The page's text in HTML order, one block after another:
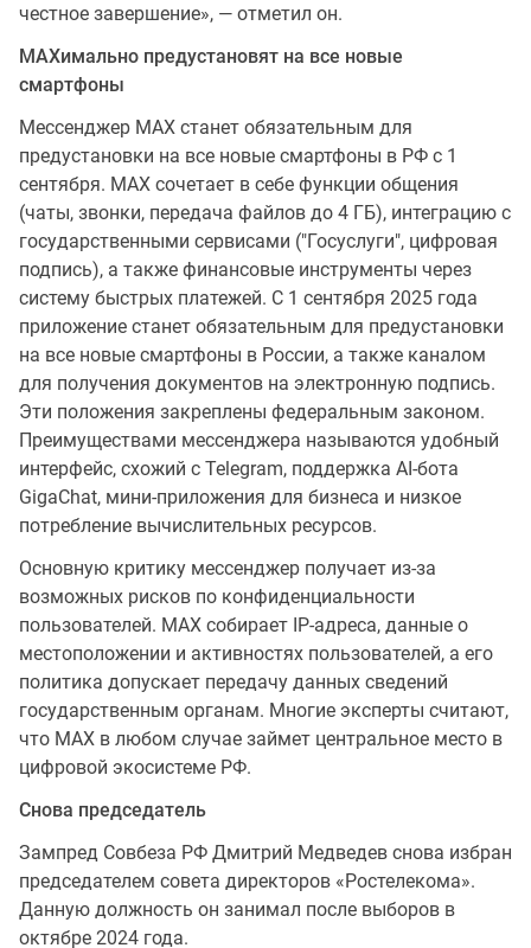
честное завершение», — отметил он.
MАХимально предустановят на все новые
смартфоны
Мессенджер MАХ станет обязательным для
предустановки на все новые смартфоны в РФ с 1
сентября. MАХ сочетает в себе функции общения
(чаты, звонки, передача файлов до 4 ГБ), интеграцию с
государственными сервисами ("Госуслуги", цифровая
подпись), а также финансовые инструменты через
систему быстрых платежей. С 1 сентября 2025 года
приложение станет обязательным для предустановки
на все новые смартфоны в России, а также каналом
для получения документов на электронную подпись.
Эти положения закреплены федеральным законом.
Преимуществами мессенджера называются удобный
интерфейс, схожий с Telegram, поддержка AI-бота
GigaChat, мини-приложения для бизнеса и низкое
потребление вычислительных ресурсов.
Основную критику мессенджер получает из-за
возможных рисков по конфиденциальности
пользователей. МАХ собирает IP-адреса, данные о
местоположении и активностях пользователей, а его
политика допускает передачу данных сведений
государственным органам. Многие эксперты считают,
что МАХ в любом случае займет центральное место в
цифровой экосистеме РФ.
Снова председатель
Зампред Совбеза РФ Дмитрий Медведев снова избран
председателем совета директоров «Ростелекома».
Данную должность он занимал после выборов в
октябре 2024 года.